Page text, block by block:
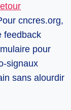
cncres.org,
feedback
pour
signaux
sans alourdir